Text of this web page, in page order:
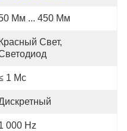
Мм ... 450 Мм
Красный Свет,
1 Мс
000 Hz